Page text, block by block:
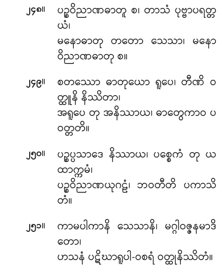
၂၄၈။ ပဉ္စဝိညာဏဓာတူ စ၊ တာသံ ပုဗ္ဗာပရတ္တ
ယံ၊
မနောဓာတု တတော သေသာ၊ မနော
ဝိညာဏဓာတု စ။
၂၄၉။
စတဿော ဓာတုယော ရူပေ၊ တီဏိ ဝ
တ္ထူနိ နိဿိတာ၊
အရူပေ တု အနိဿာယ၊ ဓာတွေကာဝ ပ
ဝတ္တတိ။
၂၅၀။
ပဉ္စပ္ပသာဒေ နိဿာယ၊ ပစ္စေကံ တု ယ
ထာက္ကမံ၊
ပဉ္စဝိညာဏယုဂဠံ၊ ဘဝတီတိ ပကာသိ
တံ။
၂၅၁။
ကာမပါကာနိ သေသာနိ၊ မဂ္ဂါဝဇ္ဇနမာဒိ
တော၊
ဟသနံ ပဋိဃာရူပါ-ဝစရံ ဝတ္ထုနိဿိတံ။